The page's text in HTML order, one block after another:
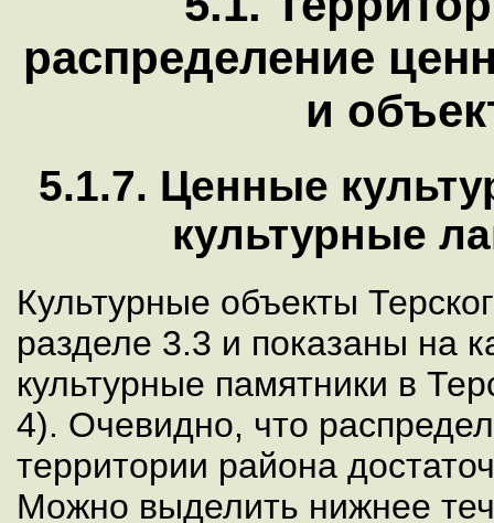
распределение
и
5.1.7. Ценные
культурные
Культурные объекты
разделе 3.3 и показаны на
культурные памятники в
4). Очевидно, что
территории района
Можно выделить нижнее